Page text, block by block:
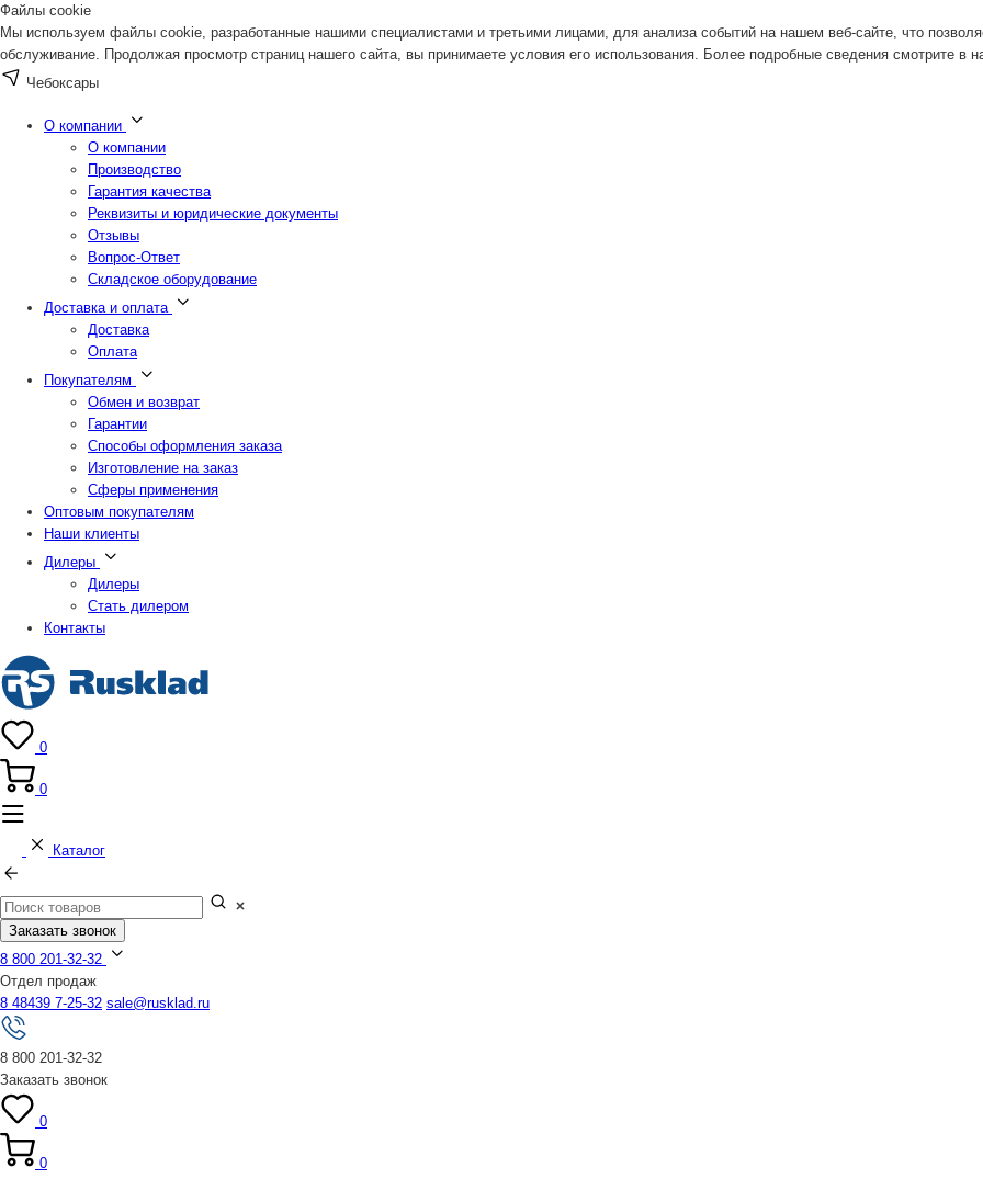
Файлы cookie
Мы используем файлы cookie, разработанные нашими специалистами и третьими лицами, для анализа событий на нашем веб-сайте, что
обслуживание. Продолжая просмотр страниц нашего сайта, вы принимаете условия его использования. Более подробные сведения смотрите в
Чебоксары
О компании
О компании
Производство
Гарантия качества
Реквизиты и юридические документы
Отзывы
Вопрос-Ответ
Складское оборудование
Доставка и оплата
Доставка
Оплата
Покупателям
Обмен и возврат
Гарантии
Способы оформления заказа
Изготовление на заказ
Сферы применения
Оптовым покупателям
Наши клиенты
Дилеры
Дилеры
Стать дилером
Контакты
0
0
Каталог
Заказать звонок
8 800 201-32-32
Отдел продаж
8 48439 7-25-32 sale@rusklad.ru
8 800 201-32-32
Заказать звонок
0
0